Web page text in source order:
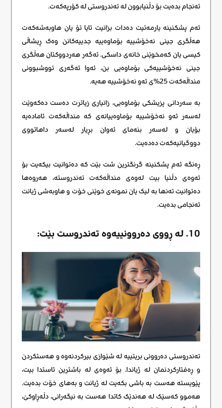
ئەنجام بدەیت بۆ دڵنیابوون لە تەندروستی لە کۆرپەکەت.
ئەم پشکنینە یارمەتیت دەدات بزانیت ئایا تۆ یان هاوبەشەکەت
هەڵگری جینی نەخۆشییە بۆماوەییە جدییەکانن وەک ڕیشاڵی
کیسی یان کەمخوێنی خانەی داسکی. ئەگەر هەردووکتان هەڵگری
جینی نەخۆشییەکی بۆماوەیی بن، ئەوا ئەگەری تووشبوونی
منداڵەکەت 25%ی ئەو نەخۆشییە هەیە.
بە سەردانی پزیشکی بۆماوەیی، زانیاری زیاترت دەست دەکەوێت
لەسەر ئەو نەخۆشییە بۆماوەییانەی کە منداڵەکەت ئامادەیە
بۆیان و لەسەر بنەمای ئەوان بڕیار لەسەر داهاتووی
دووگیانیەکەت دەدەیت.
ڕەنگە ئەم پشکنینە گرنگترین شت بێت کە دەتوانیت بیکەیت بۆ
ئەوەی دڵنیا بیت لەوەی منداڵەکەت تەندروستە، هەروەها
دەتوانیت تەنها بە لیک یان نمونەی خوێنی خۆت و هاوبەشی ژیانت
ئەنجامی بدەیت.
10. لە ڕووی دەروونییەوە تەندروست بێت:
تەندروستی دەروونی بریتییە لە شێوازی بیرکردنەوە و هەستکردن
و ڕەفتارکردنمان لە ژیاندا. بۆ ئەوەی لە باشترین ئاستدا بیت،
پێویستە هەست بە باشی بکەیت لە ژیانت و بەهای خۆت بدەیت.
هەموو کەسێک لە هەندێک کاتدا هەست بە نیگەرانی، دڵەڕاوکێ،